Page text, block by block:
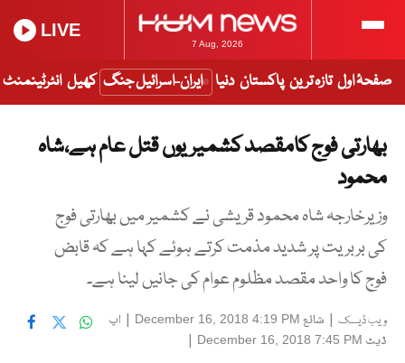
7 Aug, 2026
LIVE
صفحۂ اول تازہ ترین پاکستان دنیا ایران-اسرائیل جنگ کھیل انٹرٹینمنٹ
بھارتی فوج کامقصد کشمیریوں قتل عام ہے،شاہ
محمود
وزیرخارجہ شاہ محمود قریشی نے کشمیر میں بھارتی فوج
کی بربریت پر شدید مذمت کرتے ہوئے کہا ہے کہ قابض
فوج کا واحد مقصد مظلوم عوام کی جانیں لینا ہے۔
ویب ڈیسک | شائع December 16, 2018 4:19 PM
| اپ
ڈیٹ December 16, 2018 7:45 PM
|